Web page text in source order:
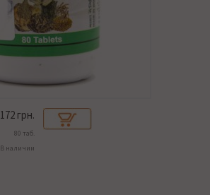
172 грн.
80 таб.
В наличии